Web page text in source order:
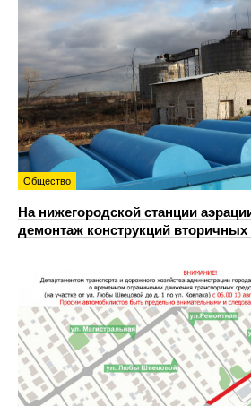
Общество
На нижегородской станции
демонтаж конструкций вторичных